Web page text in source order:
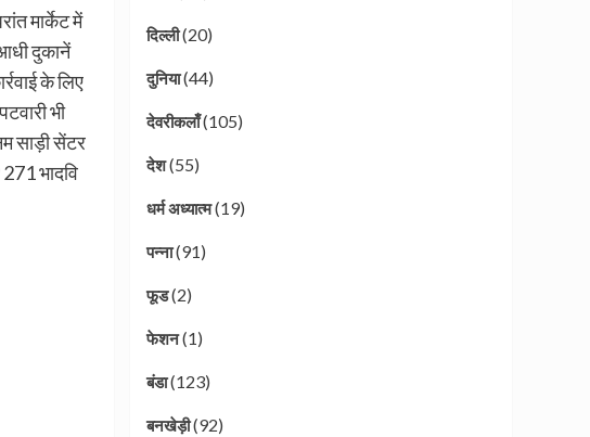
मार्केट में
आधी दुकानें
के लिए
भी
साड़ी सेंटर
भादवि
दिल्ली(20)
दुनिया(44)
देवरीकलाँ(105)
देश(55)
धर्म अध्यात्म(19)
पन्ना(91)
फूड(2)
फेशन(1)
बंडा(123)
बनखेड़ी(92)